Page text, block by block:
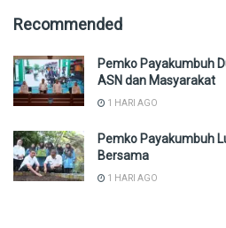
Recommended
Pemko Payakumbuh
ASN dan Masyarakat
1 HARI AGO
Pemko Payakumbuh
Bersama
1 HARI AGO